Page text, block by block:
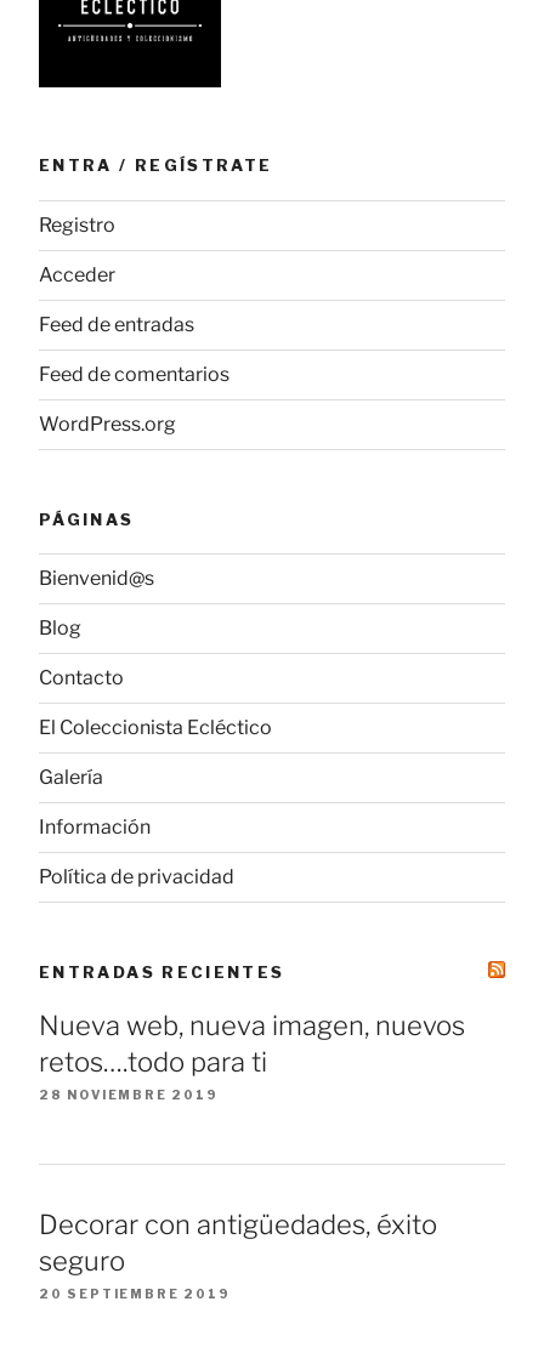
ENTRA / REGÍSTRATE
Registro
Acceder
Feed de entradas
Feed de comentarios
WordPress.org
PÁGINAS
Bienvenid@s
Blog
Contacto
El Coleccionista Ecléctico
Galería
Información
Política de privacidad
ENTRADAS RECIENTES
Nueva web, nueva imagen, nuevos
retos….todo para ti
28 NOVIEMBRE 2019
Decorar con antigüedades, éxito
seguro
20 SEPTIEMBRE 2019